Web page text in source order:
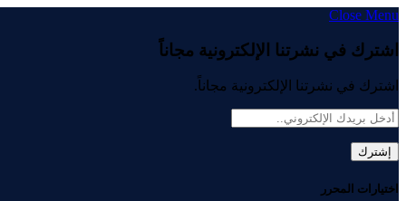
Close Menu
اشترك في نشرتنا الإلكترونية مجاناً
اشترك في نشرتنا الإلكترونية مجاناً.
اختيارات المحرر